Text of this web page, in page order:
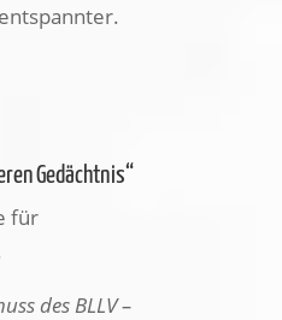
Gedächtnis“
für
des BLLV –